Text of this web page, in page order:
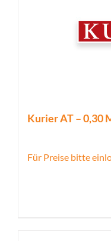
Kurier AT – 0,30
Für Preise bitte